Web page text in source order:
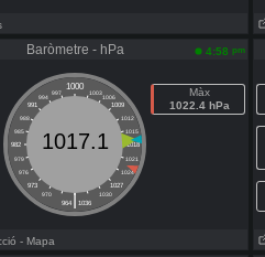
Baròmetre - hPa 4:58 pm
1000
997 1003
994
1006
991
1009
988
1012
985
1015
982
1018
979
1021
976
1024
973
1027
970
1030
|
964 1036
1017.1
Màx
1022.4 hPa
- Mapa